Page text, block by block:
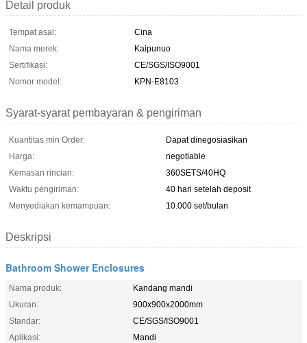
Detail produk
Tempat asal:
Cina
Nama merek:
Kaipunuo
Sertifikasi:
CE/SGS/ISO9001
Nomor model:
KPN-E8103
Syarat-syarat pembayaran & pengiriman
Kuantitas min Order:
Dapat dinegosiasikan
Harga:
negotiable
Kemasan rincian:
360SETS/40HQ
Waktu pengiriman:
40 hari setelah deposit
Menyediakan kemampuan:
10.000 set/bulan
Deskripsi
Bathroom Shower Enclosures
Nama produk:
Kandang mandi
Ukuran:
900x900x2000mm
Standar:
CE/SGS/ISO9001
Aplikasi:
Mandi